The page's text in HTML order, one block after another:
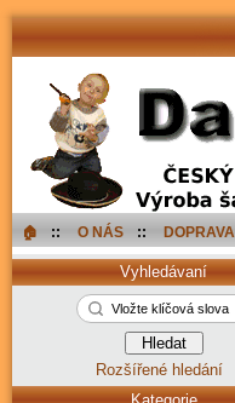
🏠︎ :: O NÁS :: DOPRAVA
Vyhledávaní
Rozšířené hledání